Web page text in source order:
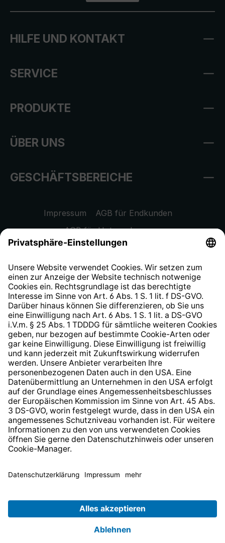
HILFE UND KONTAKT
SERVICE
PRODUKTE
ÜBER UNS
GESCHÄFTSBEREICHE
Impressum
AGB für Endkunden
AGB für Unternehmen
Datenschutzhinweis
Widerrufsrecht
Hinweisgeberschutzsystem
Barrierefreiheit
* Alle Preise inkl. gesetzl. Mehrwertsteuer zzgl.
anders angegeben.
© 2026 TechniSat Digital GmbH
TechniSat ist ein Unternehmen der